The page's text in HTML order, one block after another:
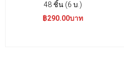
48 ชิ้น (6 บ.)
฿290.00บาท